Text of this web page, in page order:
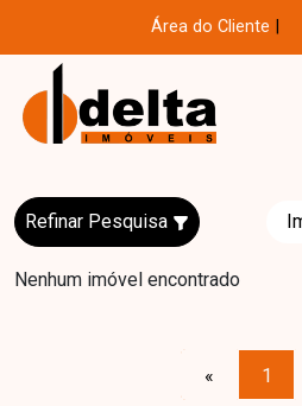
Área do Cliente
Refinar Pesquisa
Nenhum imóvel encontrado
« 1